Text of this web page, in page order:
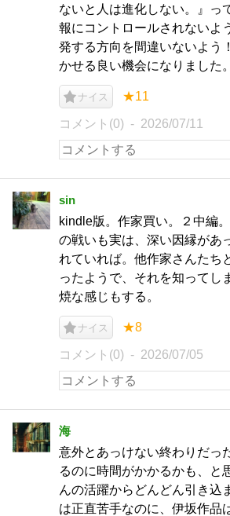
ないと人は進化しない。』っ
報にコントロールされないよ
発する方向を間違いないよう
かせる良い機会になりました。
ナイス ★11
コメント(0) 2026/07/11
sin
kindle版。作家買い。２中編
の戦いも実は、深い因縁があ
れていれば。他作家さんたち
ったようで、それを知ってし
焼な感じもする。
ナイス ★8
コメント(0) 2026/07/05
海
意外とあっけない終わりだっ
るのに時間がかかるかも、と
んの活躍からどんどん引き込
は正直苦手なのに、伊坂作品